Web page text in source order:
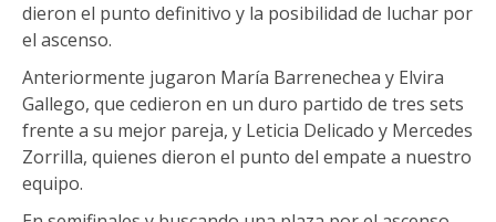
dieron el punto definitivo y la posibilidad de luchar por
el ascenso.
Anteriormente jugaron María Barrenechea y Elvira
Gallego, que cedieron en un duro partido de tres sets
frente a su mejor pareja, y Leticia Delicado y Mercedes
Zorrilla, quienes dieron el punto del empate a nuestro
equipo.